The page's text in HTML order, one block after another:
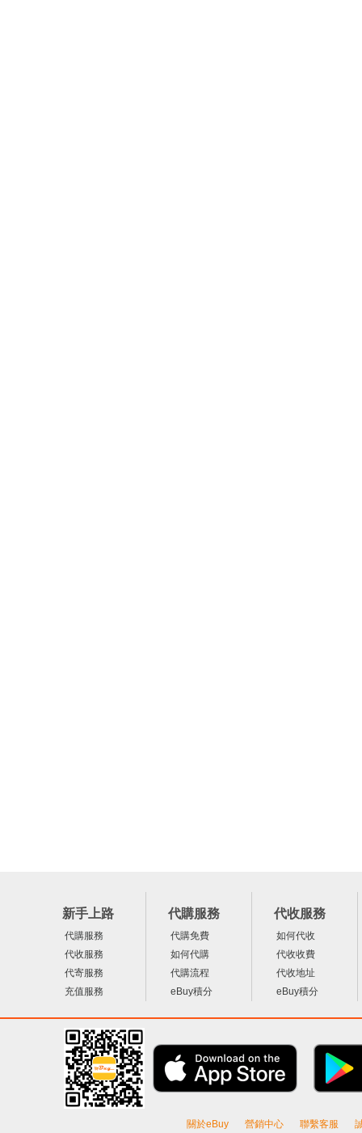
新手上路
代購服務
代收服務
代寄服務
充值服務
代購服務
代購免費
如何代購
代購流程
eBuy積分
代收服務
如何代收
代收收費
代收地址
eBuy積分
關於eBuy 營銷中心 聯繫客服